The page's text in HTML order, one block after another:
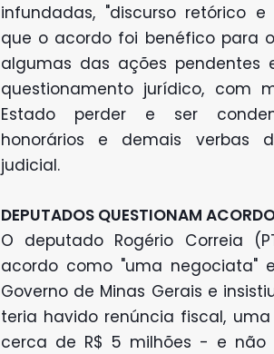
infundadas, "discurso retórico e
que o acordo foi benéfico para
algumas das ações pendentes
questionamento jurídico, com
Estado perder e ser
honorários e demais verbas
judicial.
DEPUTADOS QUESTIONAM
O deputado Rogério Correia
acordo como "uma negociata"
Governo de Minas Gerais e
teria havido renúncia fiscal,
cerca de R$ 5 milhões - e não